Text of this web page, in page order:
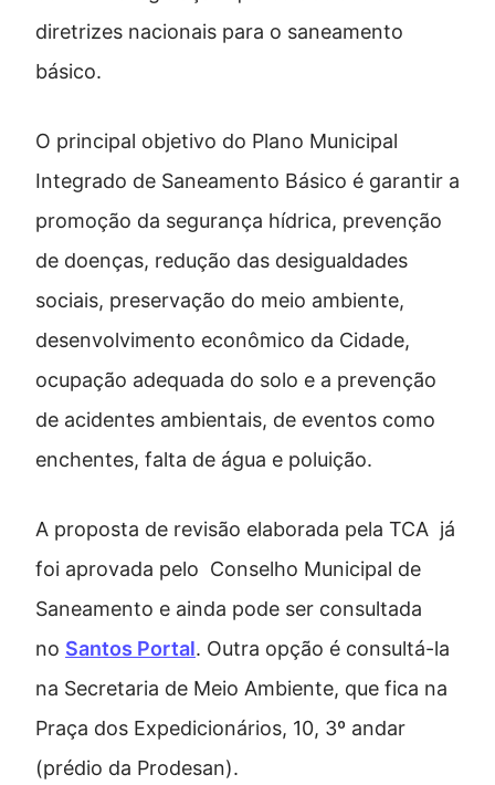
diretrizes nacionais para o saneamento
básico.
O principal objetivo do Plano Municipal
Integrado de Saneamento Básico é garantir a
promoção da segurança hídrica, prevenção
de doenças, redução das desigualdades
sociais, preservação do meio ambiente,
desenvolvimento econômico da Cidade,
ocupação adequada do solo e a prevenção
de acidentes ambientais, de eventos como
enchentes, falta de água e poluição.
A proposta de revisão elaborada pela TCA já
foi aprovada pelo Conselho Municipal de
Saneamento e ainda pode ser consultada
no Santos Portal. Outra opção é consultá-la
na Secretaria de Meio Ambiente, que fica na
Praça dos Expedicionários, 10, 3º andar
(prédio da Prodesan).